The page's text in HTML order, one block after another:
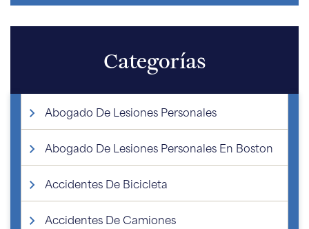
Categorías
Abogado De Lesiones Personales
Abogado De Lesiones Personales En Boston
Accidentes De Bicicleta
Accidentes De Camiones